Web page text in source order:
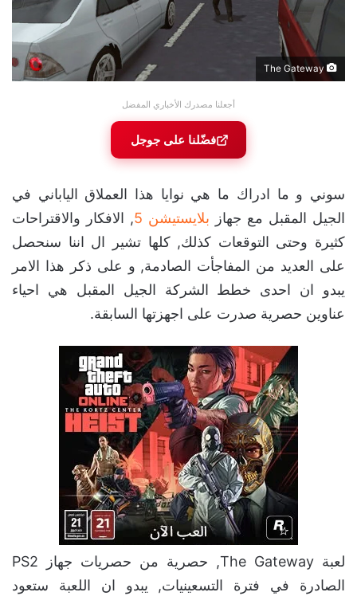
أجعلنا مصدرك الأخباري المفضل
فضّلنا على جوجل
سوني و ما ادراك ما هي نوايا هذا العملاق الياباني في
الجيل المقبل مع جهاز بلايستيشن 5
, الافكار والاقتراحات
كثيرة وحتى التوقعات كذلك, كلها تشير ال اننا سنحصل
على العديد من المفاجأت الصادمة, و على ذكر هذا الامر
يبدو ان احدى خطط الشركة الجيل المقبل هي احياء
عناوين حصرية صدرت على اجهزتها السابقة.
لعبة The Gateway, حصرية من حصريات جهاز PS2
الصادرة في فترة التسعينيات, يبدو ان اللعبة ستعود